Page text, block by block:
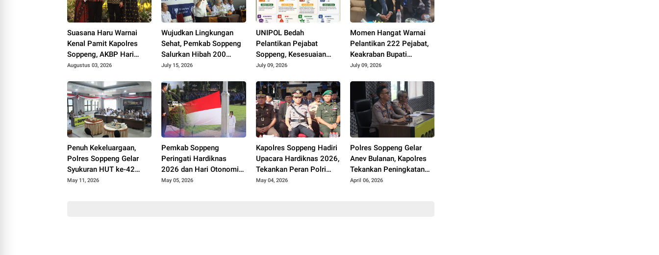
Suasana Haru Warnai
Kenal Pamit Kapolres
Soppeng, AKBP Hari
Budiyanto Siap Lanjutkan
Latemmamala
Augustus 03, 2026
Wujudkan Lingkungan
Sehat, Pemkab Soppeng
Salurkan Hibah 200
Tangki Septik untuk
July 15, 2026
UNIPOL Bedah
Pelantikan Pejabat
Soppeng, Kesesuaian
Jabatan dan Disiplin Ilmu
July 09, 2026
Momen Hangat Warnai
Pelantikan 222 Pejabat,
Keakraban Bupati
Soppeng dan Kepala
July 09, 2026
Penuh Kekeluargaan,
Polres Soppeng Gelar
Syukuran HUT ke-42
Kapolres AKBP Aditya
May 11, 2026
Pemkab Soppeng
Peringati Hardiknas
2026 dan Hari Otonomi
Daerah, Tekankan
May 05, 2026
Kapolres Soppeng Hadiri
Upacara Hardiknas 2026,
Tekankan Peran Polri
Dalam Dukungan
May 04, 2026
Polres Soppeng Gelar
Anev Bulanan, Kapolres
Tekankan Peningkatan
Kinerja dan Pelayanan
April 06, 2026